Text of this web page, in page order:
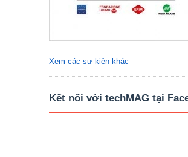
Xem các sự kiện khác
Kết nối với techMAG tại